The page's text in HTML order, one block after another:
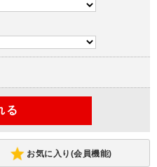
お気に入り(会員機能)